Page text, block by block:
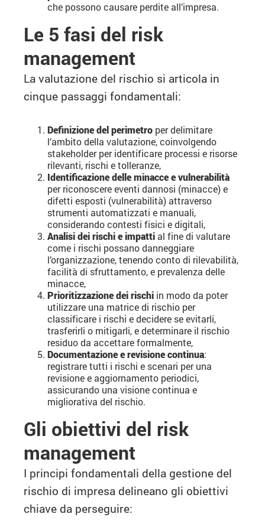
che possono causare perdite all’impresa.
Le 5 fasi del risk
management
La valutazione del rischio si articola in
cinque passaggi fondamentali:
Definizione del perimetro per delimitare
l’ambito della valutazione, coinvolgendo
stakeholder per identificare processi e risorse
rilevanti, rischi e tolleranze,
Identificazione delle minacce e vulnerabilità
per riconoscere eventi dannosi (minacce) e
difetti esposti (vulnerabilità) attraverso
strumenti automatizzati e manuali,
considerando contesti fisici e digitali,
Analisi dei rischi e impattial fine di valutare
come i rischi possano danneggiare
l’organizzazione, tenendo conto di rilevabilità,
facilità di sfruttamento, e prevalenza delle
minacce,
Prioritizzazione dei rischi in modo da poter
utilizzare una matrice di rischio per
classificare i rischi e decidere se evitarli,
trasferirli o mitigarli, e determinare il rischio
residuo da accettare formalmente,
Documentazione e revisione continua:
registrare tutti i rischi e scenari per una
revisione e aggiornamento periodici,
assicurando una visione continua e
migliorativa del rischio.
Gli obiettivi del risk
management
I principi fondamentali della gestione del
rischio di impresa delineano gli obiettivi
chiave da perseguire: